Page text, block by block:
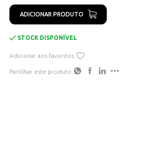
1 saída de relé para porta
Porta Wiegand
Iluminação LED no leitor de cartões
Apto para exterior IP65
Superfície de plástico
ADICIONAR PRODUTO
STOCK DISPONÍVEL
Adicionar aos favoritos
Partilhar este produto